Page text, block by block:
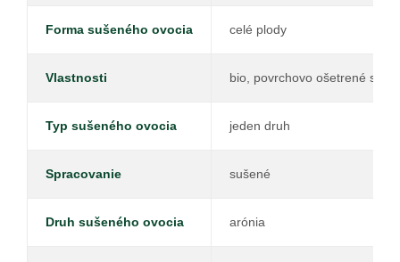
Forma sušeného ovocia celé plody
Vlastnosti bio, povrchovo ošetrené
Typ sušeného ovocia jeden druh
Spracovanie sušené
Druh sušeného ovocia arónia